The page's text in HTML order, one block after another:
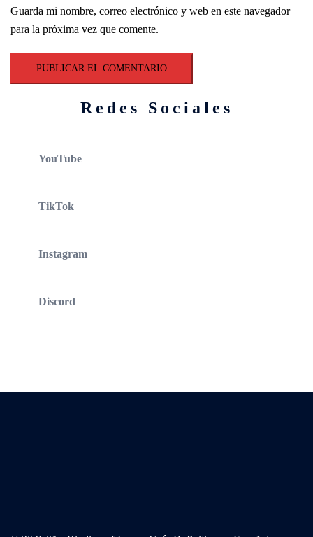
Guarda mi nombre, correo electrónico y web en este navegador
para la próxima vez que comente.
Redes Sociales
YouTube
TikTok
Instagram
Discord